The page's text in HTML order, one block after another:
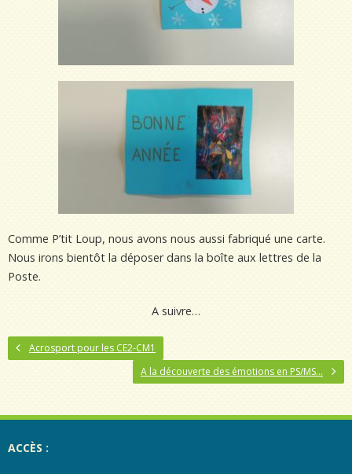
Comme P’tit Loup, nous avons nous aussi fabriqué une carte.
Nous irons bientôt la déposer dans la boîte aux lettres de la
Poste.
A suivre…
Acrosport pour les CE2-CM1
A la découverte des émotions en PS/MS…
ACCÈS :